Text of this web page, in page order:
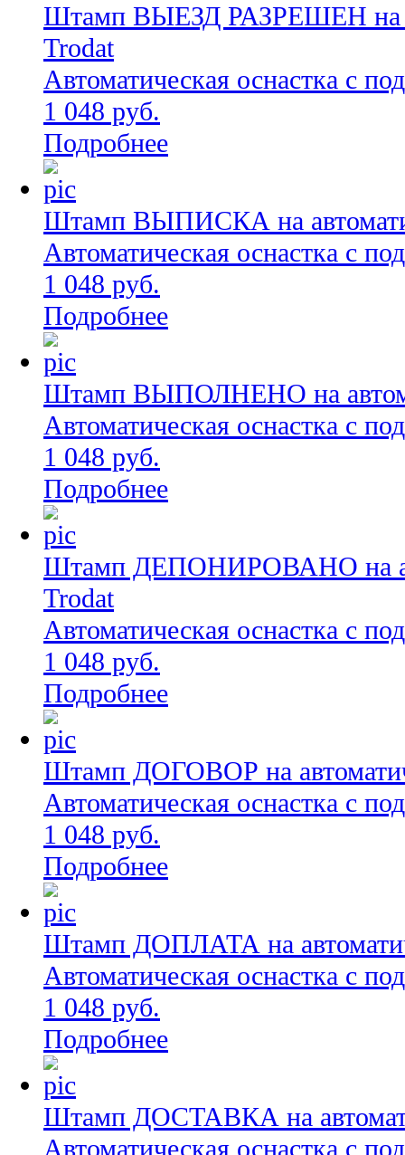
Штамп ВЫЕЗД РАЗРЕШЕН на
Trodat
Автоматическая оснастка с
1 048 руб.
Подробнее
Штамп ВЫПИСКА на
Автоматическая оснастка с
1 048 руб.
Подробнее
Штамп ВЫПОЛНЕНО на
Автоматическая оснастка с
1 048 руб.
Подробнее
Штамп ДЕПОНИРОВАНО на
Trodat
Автоматическая оснастка с
1 048 руб.
Подробнее
Штамп ДОГОВОР на
Автоматическая оснастка с
1 048 руб.
Подробнее
Штамп ДОПЛАТА на
Автоматическая оснастка с
1 048 руб.
Подробнее
Штамп ДОСТАВКА на
Автоматическая оснастка с